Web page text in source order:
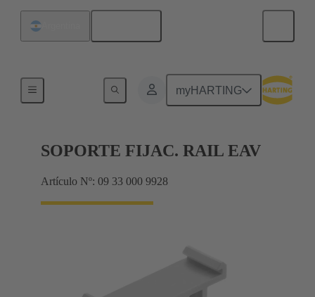
myHARTING
Más accesorios
SOPORTE FIJAC. RAIL EAV
Artículo Nº: 09 33 000 9928